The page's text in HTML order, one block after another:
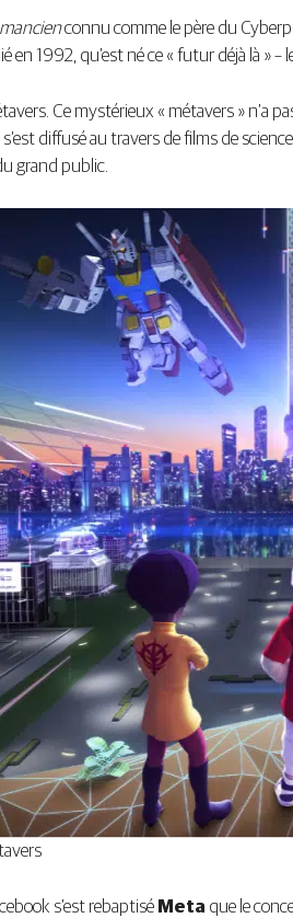
connu comme le père du
en 1992, qu’est né ce « futur déjà là »
Ce mystérieux « métavers » n’a
diffusé au travers de films de
grand public.
s’est rebaptisé Meta que le